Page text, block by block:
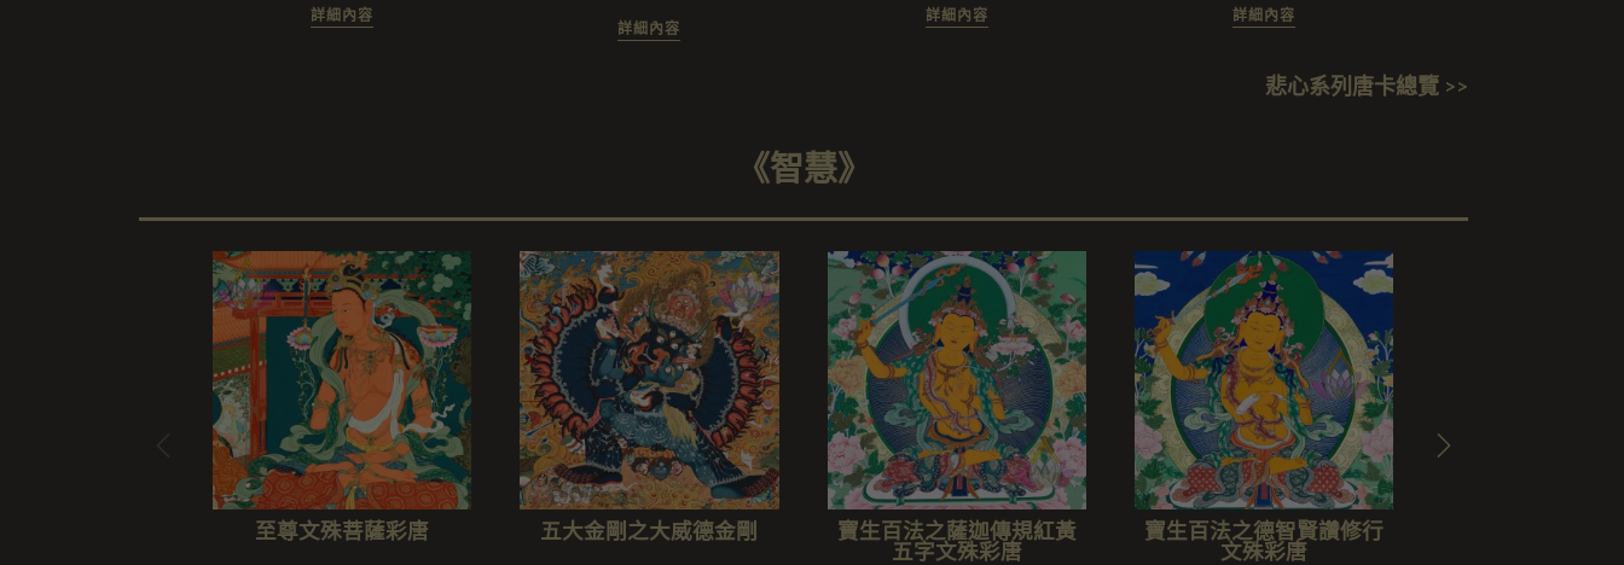
詳細內容
詳細內容
詳細內容 詳細內容
悲心系列唐卡總覽 >>
《智慧》
至尊文殊菩薩彩唐 五大金剛之大威德金剛
寶生百法之薩迦傳規紅黃
五字文殊彩唐
寶生百法之德智賢讚修行
文殊彩唐